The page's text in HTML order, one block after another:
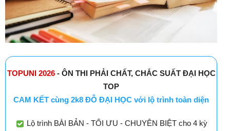
TOPUNI 2026- ÔN THI PHẢI CHẤT, CHẮC SUẤT ĐẠI HỌC
TOP
CAM KẾT cùng 2k8 ĐỖ ĐẠI HỌC với lộ trình toàn diện
Lộ trình BÀI BẢN - TỐI ƯU - CHUYÊN BIỆT cho 4 kỳ